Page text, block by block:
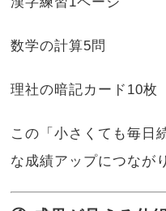
数学の計算5問
理社の暗記カード10枚
この「小さくても毎日
な成績アップにつなが